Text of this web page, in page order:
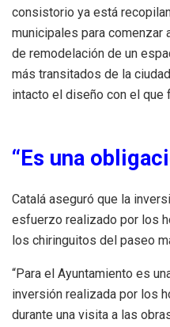
consistorio ya está
municipales para comenzar
de remodelación de un
más transitados de la
intacto el diseño con el que
“Es una
Catalá aseguró que la
esfuerzo realizado por los
los chiringuitos del paseo
“Para el Ayuntamiento es
inversión realizada por los
durante una visita a las